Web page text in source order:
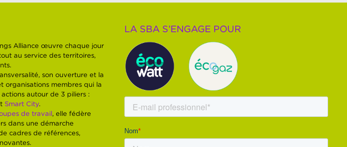
Alliance œuvre chaque jour
au service des territoires,
son ouverture et la
organisations membres qui la
autour de 3 piliers :
Smart City.
de travail, elle fédère
dans une démarche
cadres de références,
LA SBA S’ENGAGE POUR